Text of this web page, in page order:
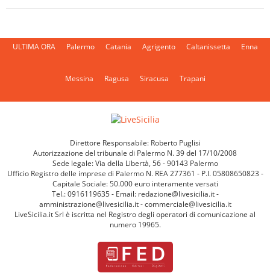
ULTIMA ORA Palermo Catania Agrigento Caltanissetta Enna
Messina Ragusa Siracusa Trapani
Direttore Responsabile: Roberto Puglisi
Autorizzazione del tribunale di Palermo N. 39 del 17/10/2008
Sede legale: Via della Libertà, 56 - 90143 Palermo
Ufficio Registro delle imprese di Palermo N. REA 277361 - P.I. 05808650823 -
Capitale Sociale: 50.000 euro interamente versati
Tel.: 0916119635 - Email: redazione@livesicilia.it -
amministrazione@livesicilia.it - commerciale@livesicilia.it
LiveSicilia.it Srl è iscritta nel Registro degli operatori di comunicazione al
numero 19965.